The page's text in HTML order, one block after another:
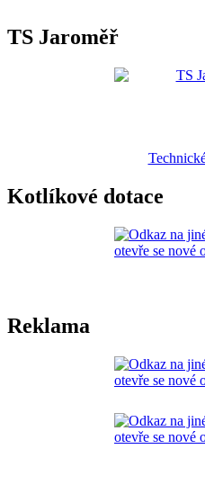
TS Jaroměř
Kotlíkové dotace
Reklama